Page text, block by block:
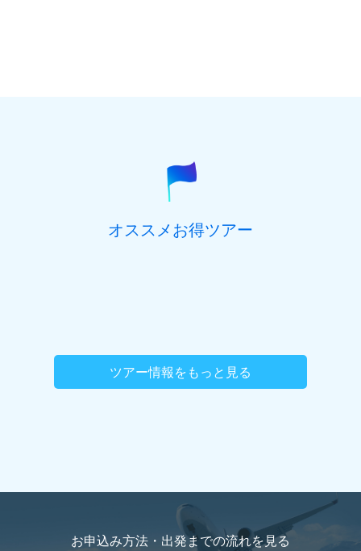
オススメお得ツアー
ツアー情報をもっと見る
お申込み方法・出発までの流れを見る